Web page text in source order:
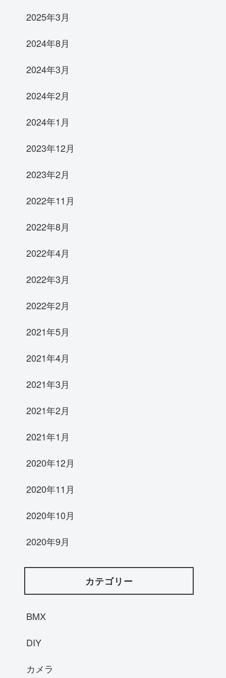
2025年3月
2024年8月
2024年3月
2024年2月
2024年1月
2023年12月
2023年2月
2022年11月
2022年8月
2022年4月
2022年3月
2022年2月
2021年5月
2021年4月
2021年3月
2021年2月
2021年1月
2020年12月
2020年11月
2020年10月
2020年9月
カテゴリー
BMX
DIY
カメラ